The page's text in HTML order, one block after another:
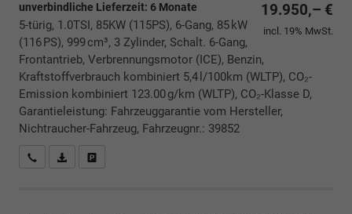
19.950,– €
incl. 19% MwSt.
unverbindliche Lieferzeit: 6 Monate
5-türig, 1.0TSI, 85KW (115PS), 6-Gang, 85 kW
(116 PS), 999 cm³, 3 Zylinder, Schalt. 6-Gang,
Frontantrieb, Verbrennungsmotor (ICE), Benzin,
Kraftstoffverbrauch kombiniert 5,4 l/100km (WLTP), CO₂-
Emission kombiniert 123.00 g/km (WLTP), CO₂-Klasse D,
Garantieleistung: Fahrzeuggarantie vom Hersteller,
Nichtraucher-Fahrzeug, Fahrzeugnr.: 39852
Rückrufbitte absenden
PDF-Datei, Fahrzeugexposé drucken